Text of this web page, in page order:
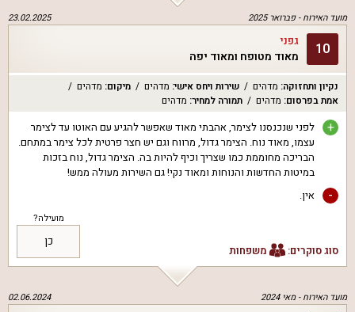
מועד האירוח -פברואר 2025 23.02.2025
10 גפני
מאוד מטופח ומאוד יפה
נקיון ותחזוקה: מדהים שירות ויחס אישי: מדהים מיקום: מדהים
אמת בפרסום: מדהים תמורה למחיר: מדהים
+
לפני שנכנסנו לצימר, אהבתי מאוד שאפשר להגיע עם האוטו עד לצימר
עצמו, מאוד נוח. הצימר גדול, מרווח וגם יש חצר פרטית לכל צימר במתחם.
הבריכה מחוממת כמו שצריך וכיף להיות בה. הצימר גדול, נוח בזכות
במיטות החדשות והנוחות ומאוד נקי! גם השירות מעולה ממש!
- אין.
סוג סוקרים: משפחות
מועילה?
כן
מועד האירוח -מאי 2024 02.06.2024